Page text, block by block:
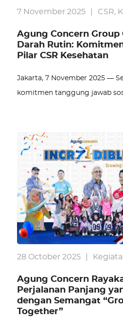
7 November 2025 CSR,
Agung Concern Group
Darah Rutin:
Pilar CSR Kesehatan
Jakarta, 7 November 2025 —
komitmen tanggung jawab
28 October 2025
Agung Concern
Perjalanan Panjang
dengan Semangat
Together”